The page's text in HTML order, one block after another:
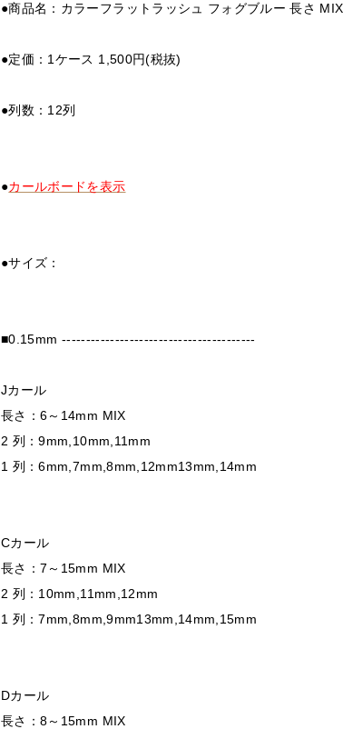
●商品名：カラーフラットラッシュ フォグブルー 長さ MIX
●定価：1ケース 1,500円(税抜)
●列数：12列
●カールボードを表示
●サイズ：
■0.15mm ----------------------------------------
Jカール
長さ：6～14mm MIX
2 列：9mm,10mm,11mm
1 列：6mm,7mm,8mm,12mm13mm,14mm
Cカール
長さ：7～15mm MIX
2 列：10mm,11mm,12mm
1 列：7mm,8mm,9mm13mm,14mm,15mm
Dカール
長さ：8～15mm MIX